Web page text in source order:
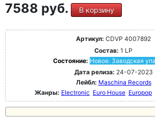
7588 руб. В корзину
Артикул: CDVP 4007892
Состав: 1 LP
Состояние: Новое. Заводская
Дата релиза: 24-07-2023
Лейбл: Maschina Records
Жанры: Electronic Euro House Europop